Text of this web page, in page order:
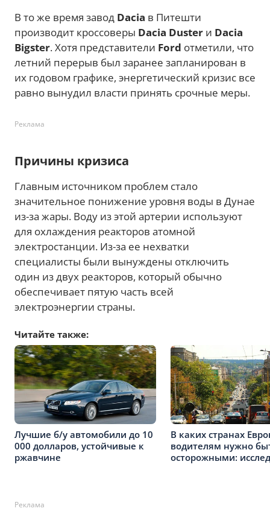
В то же время завод Dacia в Питешти
производит кроссоверы Dacia Duster и Dacia
Bigster. Хотя представители Ford отметили, что
летний перерыв был заранее запланирован в
их годовом графике, энергетический кризис все
равно вынудил власти принять срочные меры.
Реклама
Причины кризиса
Главным источником проблем стало
значительное понижение уровня воды в Дунае
из-за жары. Воду из этой артерии используют
для охлаждения реакторов атомной
электростанции. Из-за ее нехватки
специалисты были вынуждены отключить
один из двух реакторов, который обычно
обеспечивает пятую часть всей
электроэнергии страны.
Читайте также:
Лучшие б/у автомобили до 10
000 долларов, устойчивые к
ржавчине
В каких странах
водителям нужно
осторожными:
Реклама